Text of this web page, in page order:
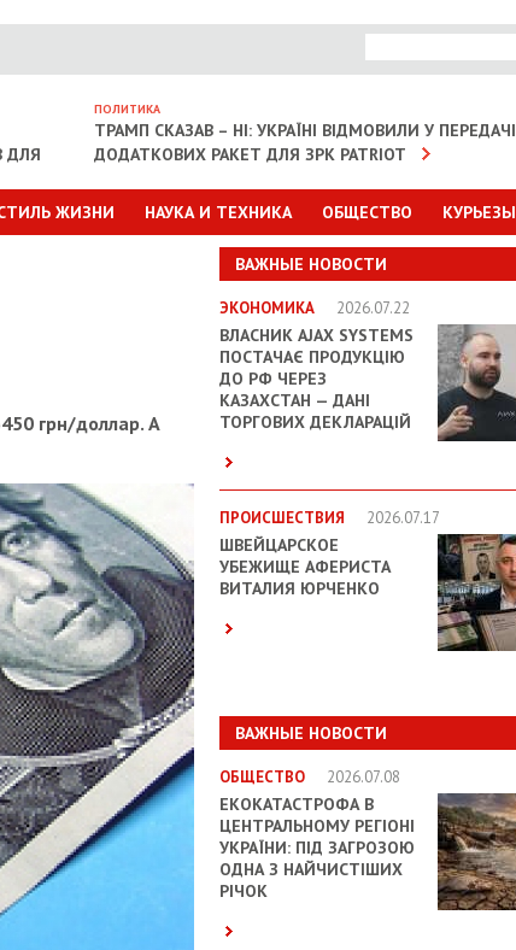
ДЛЯ
ПОЛИТИКА
ТРАМП СКАЗАВ – НІ: УКРАЇНІ ВІДМОВИЛИ У ПЕРЕДАЧІ
ДОДАТКОВИХ РАКЕТ ДЛЯ ЗРК PATRIOT
ЖИЗНИ НАУКА И ТЕХНИКА ОБЩЕСТВО КУРЬЕЗЫ
ВАЖНЫЕ НОВОСТИ
ЭКОНОМИКА 2026.07.22
ВЛАСНИК AJAX SYSTEMS
ПОСТАЧАЄ ПРОДУКЦІЮ
ДО РФ ЧЕРЕЗ
КАЗАХСТАН — ДАНІ
ТОРГОВИХ ДЕКЛАРАЦІЙ
ПРОИСШЕСТВИЯ 2026.07.17
ШВЕЙЦАРСКОЕ
УБЕЖИЩЕ АФЕРИСТА
ВИТАЛИЯ ЮРЧЕНКО
ВАЖНЫЕ НОВОСТИ
ОБЩЕСТВО 2026.07.08
ЕКОКАТАСТРОФА В
ЦЕНТРАЛЬНОМУ РЕГІОНІ
УКРАЇНИ: ПІД ЗАГРОЗОЮ
ОДНА З НАЙЧИСТІШИХ
РІЧОК
грн/доллар. А